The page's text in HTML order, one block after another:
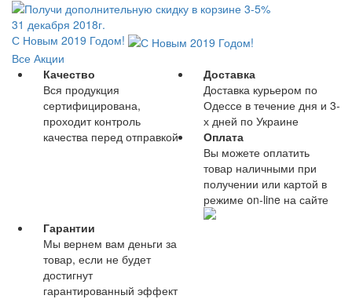
31 декабря 2018г.
С Новым 2019 Годом!
Все Акции
Качество
Вся продукция
сертифицирована,
проходит контроль
качества перед отправкой
Доставка
Доставка курьером по
Одессе в течение дня и 3-
х дней по Украине
Оплата
Вы можете оплатить
товар наличными при
получении или картой в
режиме on-line на сайте
Гарантии
Мы вернем вам деньги за
товар, если не будет
достигнут
гарантированный эффект